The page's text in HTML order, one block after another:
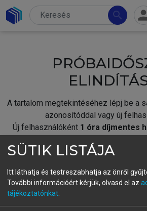
search
A tartalom megtekintéséhez lépj be a
azonosítóddal vagy új
Új felhasználóként 1 óra díjmentes
fiókoddal,vagy hozz létre
A regisztráció után apróbaidőszak
SÜTIK LISTÁJA
Itt láthatja és testreszabhatja az önről
További információért kérjük, olvasd el az
tájékoztatónkat